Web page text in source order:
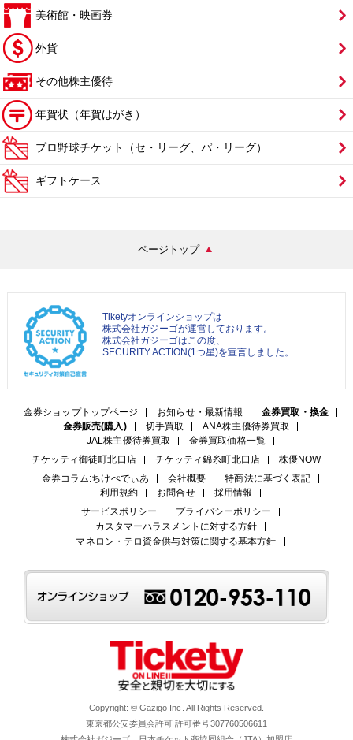
美術館・映画券
外貨
その他株主優待
年賀状（年賀はがき）
プロ野球チケット（セ・リーグ、パ・リーグ）
ギフトケース
ページトップ
Tiketyオンラインショップは
株式会社ガジーゴが運営しております。
株式会社ガジーゴはこの度、
SECURITY ACTION(1つ星)を宣言しました。
金券ショップトップページ お知らせ・最新情報
金券買取・換金
金券販売(購入)
切手買取
ANA株主優待券買取
JAL株主優待券買取
金券買取価格一覧
チケッティ御徒町北口店
チケッティ錦糸町北口店
株優NOW
金券コラム:ちけぺでぃあ
会社概要
特商法に基づく表記
利用規約
お問合せ
採用情報
サービスポリシー
プライバシーポリシー
カスタマーハラスメントに対する方針
マネロン・テロ資金供与対策に関する基本方針
Copyright: © Gazigo Inc. All Rights Reserved.
東京都公安委員会許可 許可番号307760506611